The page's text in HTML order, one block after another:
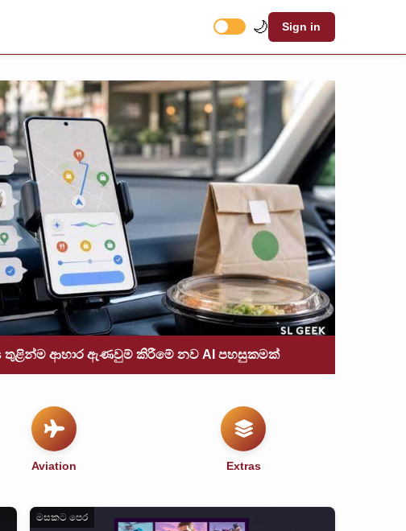
🌙 Sign in
තුළින්ම ආහාර ඇණවුම් කිරීමේ නව AI පහසුකමක්
Aviation Extras
මසකට පෙර